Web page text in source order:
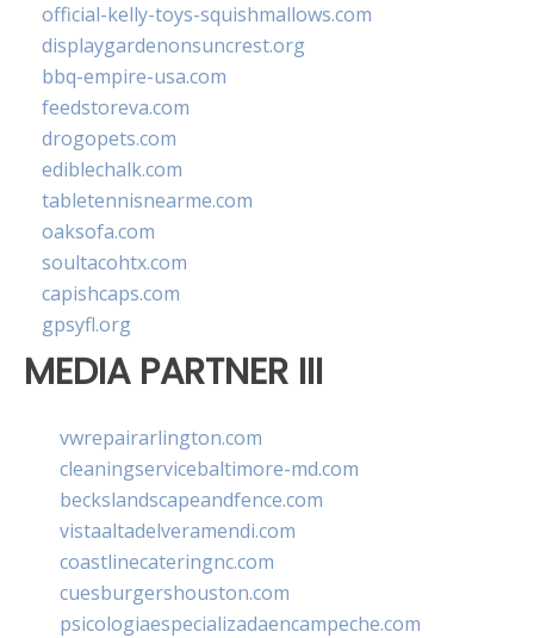
official-kelly-toys-squishmallows.com
displaygardenonsuncrest.org
bbq-empire-usa.com
feedstoreva.com
drogopets.com
ediblechalk.com
tabletennisnearme.com
oaksofa.com
soultacohtx.com
capishcaps.com
gpsyfl.org
MEDIA PARTNER III
vwrepairarlington.com
cleaningservicebaltimore-md.com
beckslandscapeandfence.com
vistaaltadelveramendi.com
coastlinecateringnc.com
cuesburgershouston.com
psicologiaespecializadaencampeche.com